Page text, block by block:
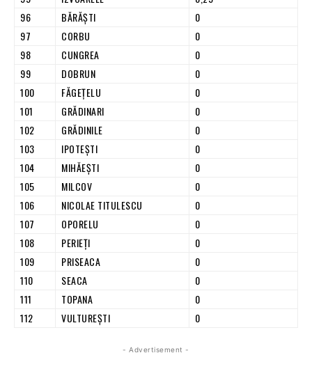
96
BĂRĂŞTI
0
97
CORBU
0
98
CUNGREA
0
99
DOBRUN
0
100
FĂGEŢELU
0
101
GRĂDINARI
0
102
GRĂDINILE
0
103
IPOTEŞTI
0
104
MIHĂEŞTI
0
105
MILCOV
0
106
NICOLAE TITULESCU
0
107
OPORELU
0
108
PERIEŢI
0
109
PRISEACA
0
110
SEACA
0
111
TOPANA
0
112
VULTUREŞTI 0
- Advertisement -